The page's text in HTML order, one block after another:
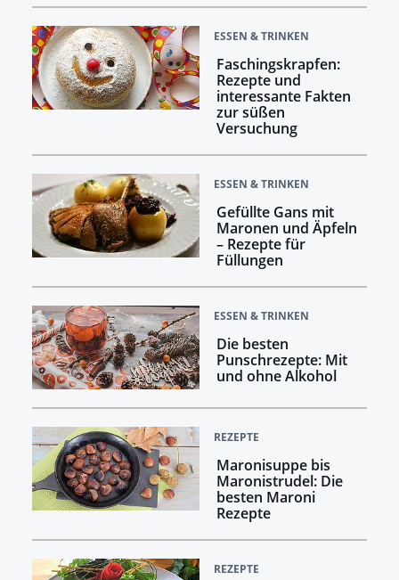
ESSEN & TRINKEN
Faschingskrapfen:
Rezepte und
interessante Fakten
zur süßen
Versuchung
ESSEN & TRINKEN
Gefüllte Gans mit
Maronen und Äpfeln
– Rezepte für
Füllungen
ESSEN & TRINKEN
Die besten
Punschrezepte: Mit
und ohne Alkohol
REZEPTE
Maronisuppe bis
Maronistrudel: Die
besten Maroni
Rezepte
REZEPTE